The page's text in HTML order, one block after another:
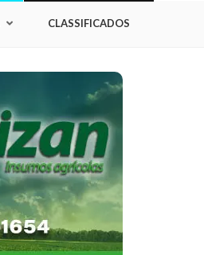
CLASSIFICADOS